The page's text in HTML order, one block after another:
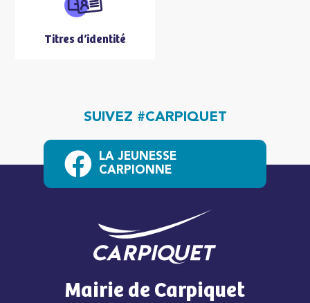
Titres d’identité
SUIVEZ #CARPIQUET
LA JEUNESSE
CARPIONNE
Mairie de Carpiquet